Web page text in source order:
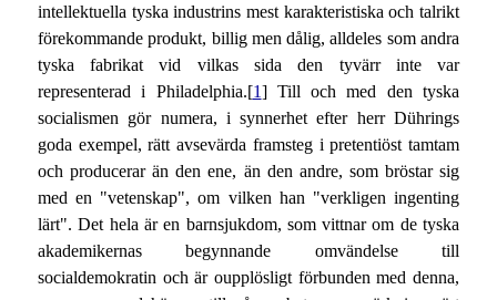
intellektuella tyska industrins mest karakteristiska och talrikt
förekommande produkt, billig men dålig, alldeles som andra
tyska fabrikat vid vilkas sida den tyvärr inte var
representerad i Philadelphia.[1] Till och med den tyska
socialismen gör numera, i synnerhet efter herr Dührings
goda exempel, rätt avsevärda framsteg i pretentiöst tamtam
och producerar än den ene, än den andre, som bröstar sig
med en "vetenskap", om vilken han "verkligen ingenting
lärt". Det hela är en barnsjukdom, som vittnar om de tyska
akademikernas begynnande omvändelse till
socialdemokratin och är oupplösligt förbunden med denna,